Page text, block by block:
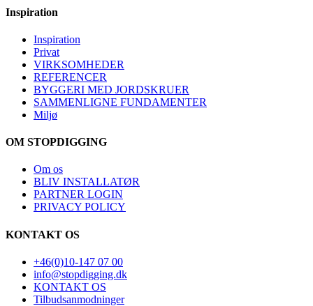
Inspiration
Inspiration
Privat
VIRKSOMHEDER
REFERENCER
BYGGERI MED JORDSKRUER
SAMMENLIGNE FUNDAMENTER
Miljø
OM STOPDIGGING
Om os
BLIV INSTALLATØR
PARTNER LOGIN
PRIVACY POLICY
KONTAKT OS
+46(0)10-147 07 00
info@stopdigging.dk
KONTAKT OS
Tilbudsanmodninger